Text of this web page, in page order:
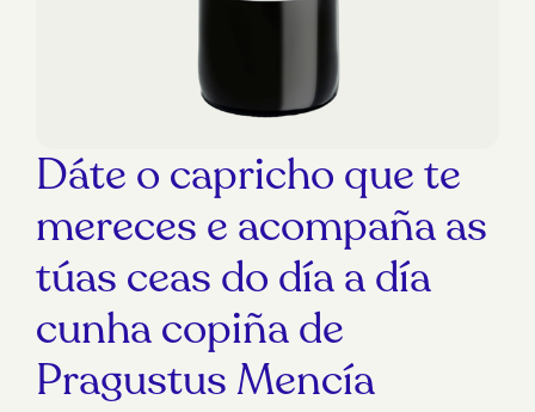
Dáte o capricho que te
mereces e acompaña as
túas ceas do día a día
cunha copiña de
Pragustus Mencía